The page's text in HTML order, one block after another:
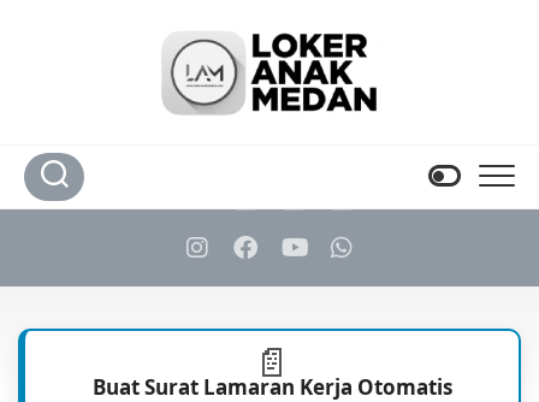
📄
Buat Surat Lamaran Kerja Otomatis